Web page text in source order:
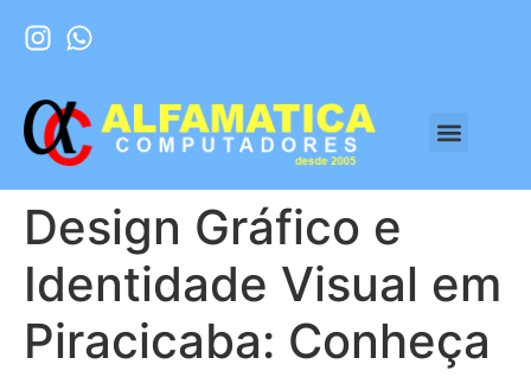
Design Gráfico e
Identidade Visual em
Piracicaba: Conheça